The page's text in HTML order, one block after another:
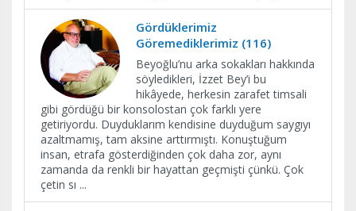
Gördüklerimiz
Göremediklerimiz (116)
Beyoğlu’nu arka sokakları hakkında
söyledikleri, İzzet Bey’i bu
hikâyede, herkesin zarafet timsali
gibi gördüğü bir konsolostan çok farklı yere
getiriyordu. Duyduklarım kendisine duyduğum saygıyı
azaltmamış, tam aksine arttırmıştı. Konuştuğum
insan, etrafa gösterdiğinden çok daha zor, aynı
zamanda da renkli bir hayattan geçmişti çünkü. Çok
çetin sı ...